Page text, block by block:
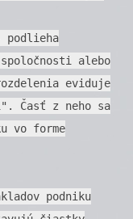
podlieha
spoločnosti alebo
eviduje
Časť z neho sa
vo forme
podniku